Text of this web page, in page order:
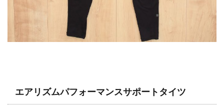
エアリズムパフォーマンスサポートタイツ